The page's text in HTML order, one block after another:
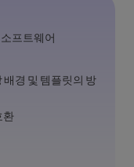
프트웨어
경 및 템플릿의 방
환